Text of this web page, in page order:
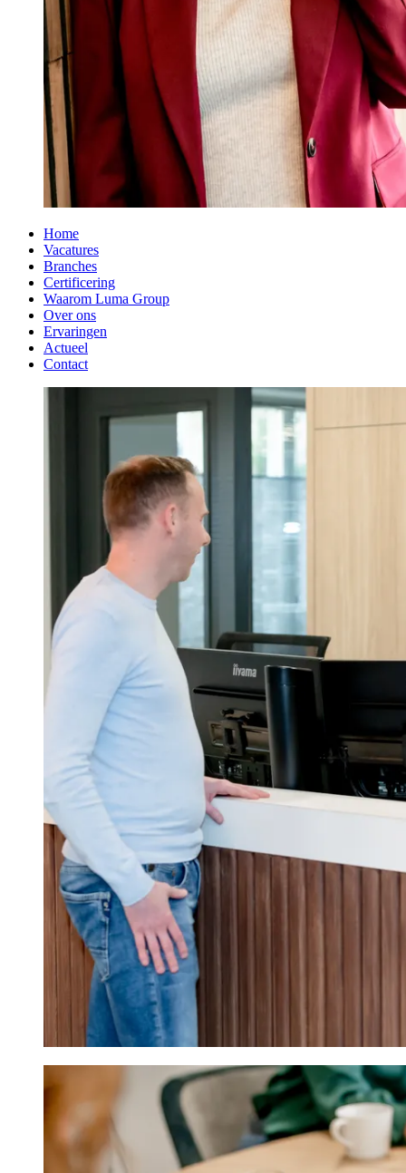
Home
Vacatures
Branches
Certificering
Waarom Luma Group
Over ons
Ervaringen
Actueel
Contact